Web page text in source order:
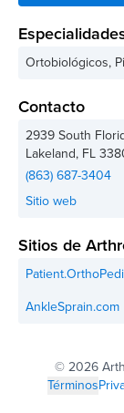
Ortobiológicos,
Contacto
2939 South
Lakeland, FL
(863) 687-3404
Sitio web
Sitios de
AnkleSprain.com
© 2026
Términos